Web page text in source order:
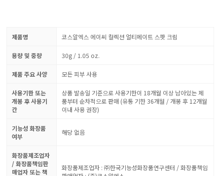
제품명 코스알엑스 에이씨 컬렉션 얼티메이트 스팟 크림
용량 및 중량 30g / 1.05 oz.
제품 주요 사양 모든 피부 사용
사용기한 또는
개봉 후 사용기
간
상품 발송일 기준으로 사용기한이 18개월 이상 남아있는 제
품부터 순차적으로 판매 (유통 기한 36개월 / 개봉 후 12개월
이내 사용 권장)
기능성 화장품
여부
해당 없음
화장품제조업자
/ 화장품책임판
매업자 또는 책
화장품제조업자 : ㈜한국기능성화장품연구센터 / 화장품책임